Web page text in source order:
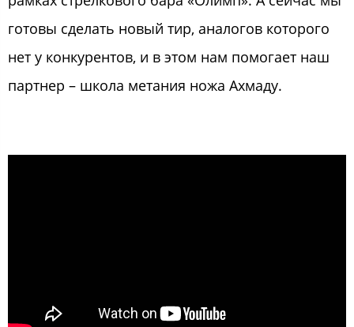
готовы сделать новый тир, аналогов которого
нет у конкурентов, и в этом нам помогает наш
партнер – школа метания ножа Ахмаду.